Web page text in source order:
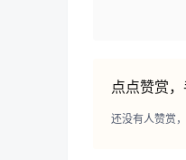
点点赞赏
还没有人赞赏